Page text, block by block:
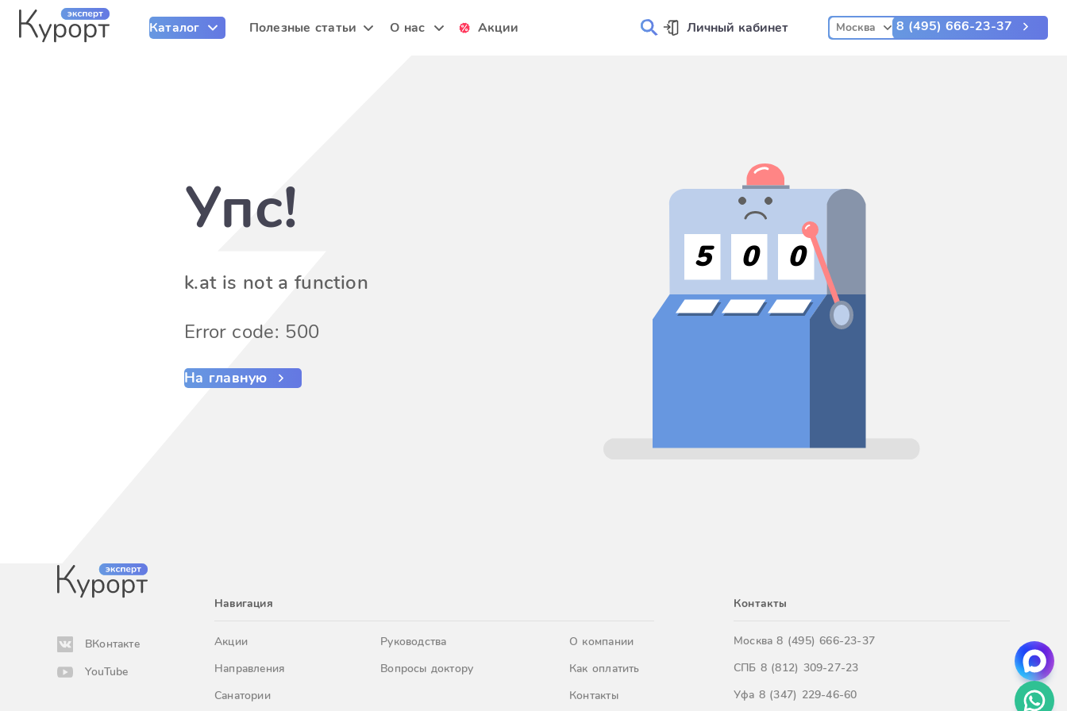
Каталог Полезные статьи О нас Акции Личный кабинет Москва 8 (495) 666-23-37
Упс!
k.at is not a function
Error code: 500
На главную
5 0 0
ВКонтакте
YouTube
Навигация
Акции
Направления
Санатории
Руководства
Вопросы доктору
О компании
Как оплатить
Контакты
Контакты
Москва8 (495) 666-23-37
СПБ 8 (812) 309-27-23
Уфа 8 (347) 229-46-60